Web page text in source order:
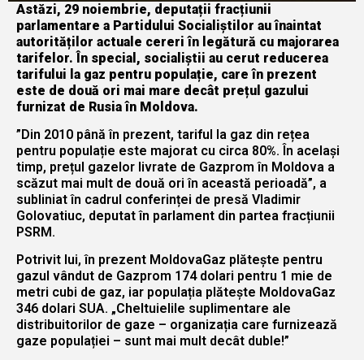
Astăzi, 29 noiembrie, deputații fracțiunii
parlamentare a Partidului Socialiștilor au înaintat
autorităților actuale cereri în legătură cu majorarea
tarifelor. În special, socialiștii au cerut reducerea
tarifului la gaz pentru populație, care în prezent
este de două ori mai mare decât prețul gazului
furnizat de Rusia în Moldova.
”Din 2010 până în prezent, tariful la gaz din rețea
pentru populație este majorat cu circa 80%. În același
timp, prețul gazelor livrate de Gazprom în Moldova a
scăzut mai mult de două ori în această perioadă”, a
subliniat în cadrul conferinței de presă Vladimir
Golovatiuc, deputat în parlament din partea fracțiunii
PSRM.
Potrivit lui, în prezent MoldovaGaz plătește pentru
gazul vândut de Gazprom 174 dolari pentru 1 mie de
metri cubi de gaz, iar populația plătește MoldovaGaz
346 dolari SUA. „Cheltuielile suplimentare ale
distribuitorilor de gaze – organizația care furnizează
gaze populației – sunt mai mult decât duble!”